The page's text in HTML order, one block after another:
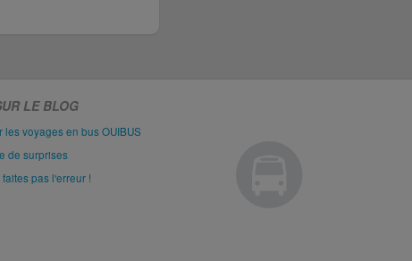
LE BLOG
les voyages en bus OUIBUS
de surprises
pas l'erreur !